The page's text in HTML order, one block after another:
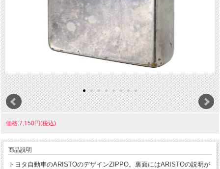
価格:7,150円(税込)
商品説明
トヨタ自動車のARISTOのデザインZIPPO。裏面にはARISTOの説明が